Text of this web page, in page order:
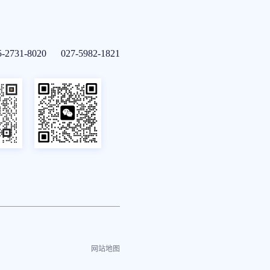
2731-8020 027-5982-1821
网站地图